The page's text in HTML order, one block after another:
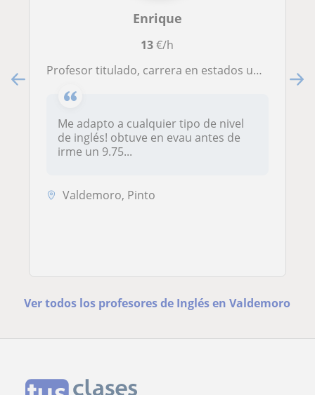
Enrique
13€/h
Profesor titulado, carrera en estados unidos y años de experiencia dando clases particulare, también de matemáticas
Me adapto a cualquier tipo de nivel
de inglés! obtuve en evau antes de
irme un 9.75...
Valdemoro, Pinto
Ver todos los profesores de Inglés en Valdemoro